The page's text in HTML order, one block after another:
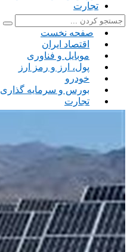
تجارت
صفحه نخست
اقتصاد ایران
موبایل و فناوری
پول، ارز و رمز ارز
خودرو
بورس و سرمایه گذاری
تجارت